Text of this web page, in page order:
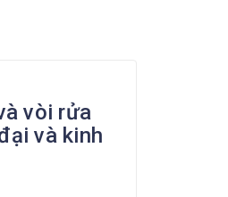
vòi rửa
và kinh